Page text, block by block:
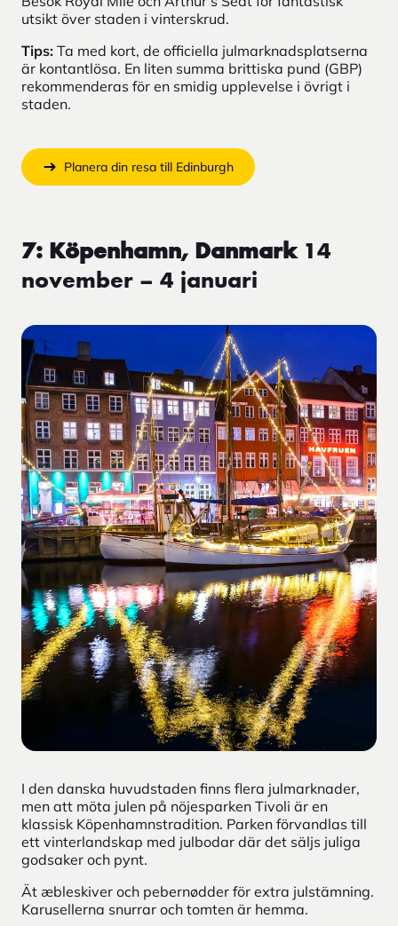
utsikt över staden i vinterskrud.
Tips: Ta med kort, de officiella julmarknadsplatserna
är kontantlösa. En liten summa brittiska pund (GBP)
rekommenderas för en smidig upplevelse i övrigt i
staden.
Planera din resa till Edinburgh
7: Köpenhamn, Danmark14
november – 4 januari
I den danska huvudstaden finns flera julmarknader,
men att möta julen på nöjesparken Tivoli är en
klassisk Köpenhamnstradition. Parken förvandlas till
ett vinterlandskap med julbodar där det säljs juliga
godsaker och pynt.
Ät æbleskiver och pebernødder för extra julstämning.
Karusellerna snurrar och tomten är hemma.